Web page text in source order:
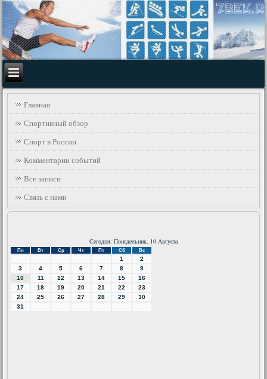
Главная
Спортивный обзор
Спорт в России
Комментарии событий
Все записи
Связь с нами
Сегодня: Понедельник, 10 Августа
Пн Вт Ср Чт Пт Сб Вс
1
2
3
4 5 6 7 8
9
10
11 12 13 14 15
16
17
18 19 20 21 22
23
24
25 26 27 28 29
30
31